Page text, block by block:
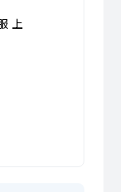
上